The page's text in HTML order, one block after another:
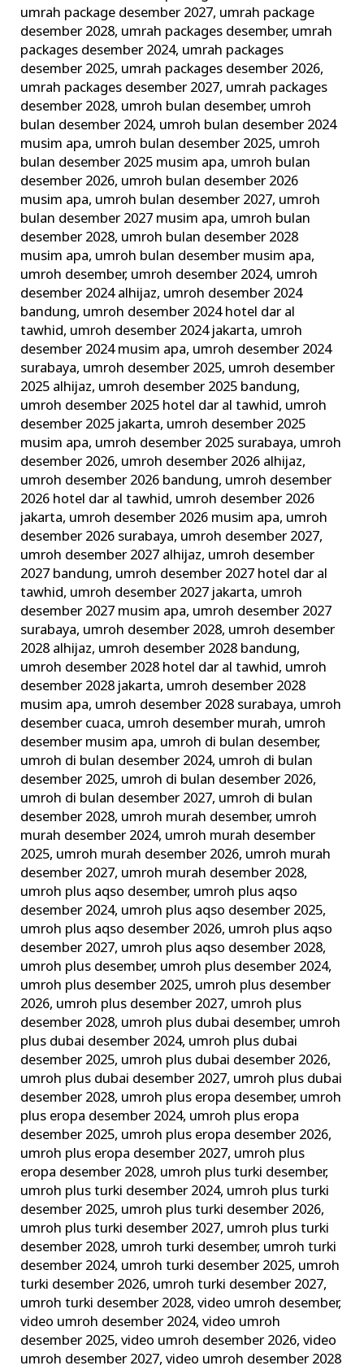
umrah package desember 2027, umrah package
desember 2028, umrah packages desember, umrah
packages desember 2024, umrah packages
desember 2025, umrah packages desember 2026,
umrah packages desember 2027, umrah packages
desember 2028, umroh bulan desember, umroh
bulan desember 2024, umroh bulan desember 2024
musim apa, umroh bulan desember 2025, umroh
bulan desember 2025 musim apa, umroh bulan
desember 2026, umroh bulan desember 2026
musim apa, umroh bulan desember 2027, umroh
bulan desember 2027 musim apa, umroh bulan
desember 2028, umroh bulan desember 2028
musim apa, umroh bulan desember musim apa,
umroh desember, umroh desember 2024, umroh
desember 2024 alhijaz, umroh desember 2024
bandung, umroh desember 2024 hotel dar al
tawhid, umroh desember 2024 jakarta, umroh
desember 2024 musim apa, umroh desember 2024
surabaya, umroh desember 2025, umroh desember
2025 alhijaz, umroh desember 2025 bandung,
umroh desember 2025 hotel dar al tawhid, umroh
desember 2025 jakarta, umroh desember 2025
musim apa, umroh desember 2025 surabaya, umroh
desember 2026, umroh desember 2026 alhijaz,
umroh desember 2026 bandung, umroh desember
2026 hotel dar al tawhid, umroh desember 2026
jakarta, umroh desember 2026 musim apa, umroh
desember 2026 surabaya, umroh desember 2027,
umroh desember 2027 alhijaz, umroh desember
2027 bandung, umroh desember 2027 hotel dar al
tawhid, umroh desember 2027 jakarta, umroh
desember 2027 musim apa, umroh desember 2027
surabaya, umroh desember 2028, umroh desember
2028 alhijaz, umroh desember 2028 bandung,
umroh desember 2028 hotel dar al tawhid, umroh
desember 2028 jakarta, umroh desember 2028
musim apa, umroh desember 2028 surabaya, umroh
desember cuaca, umroh desember murah, umroh
desember musim apa, umroh di bulan desember,
umroh di bulan desember 2024, umroh di bulan
desember 2025, umroh di bulan desember 2026,
umroh di bulan desember 2027, umroh di bulan
desember 2028, umroh murah desember, umroh
murah desember 2024, umroh murah desember
2025, umroh murah desember 2026, umroh murah
desember 2027, umroh murah desember 2028,
umroh plus aqso desember, umroh plus aqso
desember 2024, umroh plus aqso desember 2025,
umroh plus aqso desember 2026, umroh plus aqso
desember 2027, umroh plus aqso desember 2028,
umroh plus desember, umroh plus desember 2024,
umroh plus desember 2025, umroh plus desember
2026, umroh plus desember 2027, umroh plus
desember 2028, umroh plus dubai desember, umroh
plus dubai desember 2024, umroh plus dubai
desember 2025, umroh plus dubai desember 2026,
umroh plus dubai desember 2027, umroh plus dubai
desember 2028, umroh plus eropa desember, umroh
plus eropa desember 2024, umroh plus eropa
desember 2025, umroh plus eropa desember 2026,
umroh plus eropa desember 2027, umroh plus
eropa desember 2028, umroh plus turki desember,
umroh plus turki desember 2024, umroh plus turki
desember 2025, umroh plus turki desember 2026,
umroh plus turki desember 2027, umroh plus turki
desember 2028, umroh turki desember, umroh turki
desember 2024, umroh turki desember 2025, umroh
turki desember 2026, umroh turki desember 2027,
umroh turki desember 2028,video umroh desember,
video umroh desember 2024,video umroh
desember 2025,video umroh desember 2026,video
umroh desember 2027,video umroh desember 2028